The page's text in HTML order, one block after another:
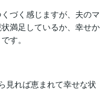
づく感じますが、夫のマ
満足しているか、幸せか
す。
見れば恵まれて幸せな状